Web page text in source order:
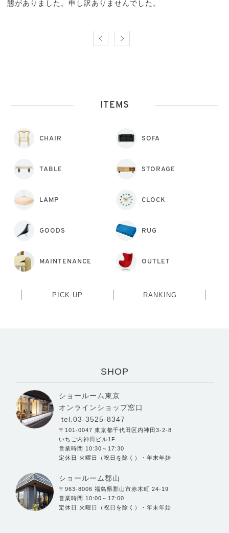
態がありました。申し訳ありませんでした。
ITEMS
CHAIR SOFA
TABLE STORAGE
LAMP CLOCK
GOODS RUG
MAINTENANCE OUTLET
PICK UP RANKING
SHOP
ショールーム東京
オンラインショップ窓口
tel.03-3525-8347
〒101-0047 東京都千代田区内神田3-2-8
いちご内神田ビル1F
営業時間 10:30～17:30
定休日 火曜日（祝日を除く）・年末年始
ショールーム郡山
〒963-8006 福島県郡山市赤木町 24-19
営業時間 10:00～17:00
定休日 火曜日（祝日を除く）・年末年始